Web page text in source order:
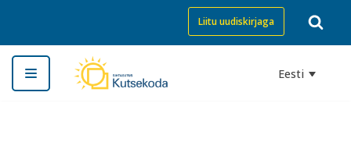
Skip
to
content
Liitu uudiskirjaga
Eesti